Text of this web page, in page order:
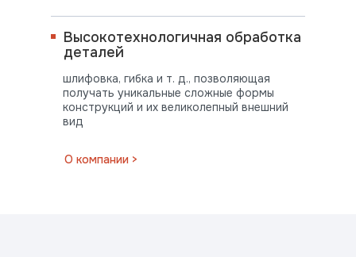
шлифовка, гибка и т. д., позволяющая
получать уникальные сложные формы
конструкций и их великолепный внешний
вид
О компании >
Высокотехнологичная обработка
деталей
ВО ВСЕ РЕГИОНЫ СТРАНЫ